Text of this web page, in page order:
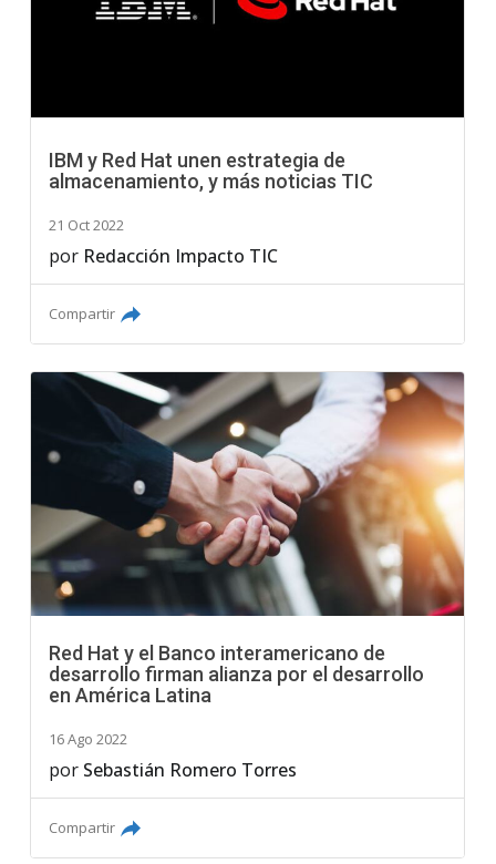
IBM y Red Hat unen estrategia de
almacenamiento, y más noticias TIC
21 Oct 2022
por Redacción Impacto TIC
Compartir
Red Hat y el Banco interamericano de
desarrollo firman alianza por el desarrollo
en América Latina
16 Ago 2022
por Sebastián Romero Torres
Compartir